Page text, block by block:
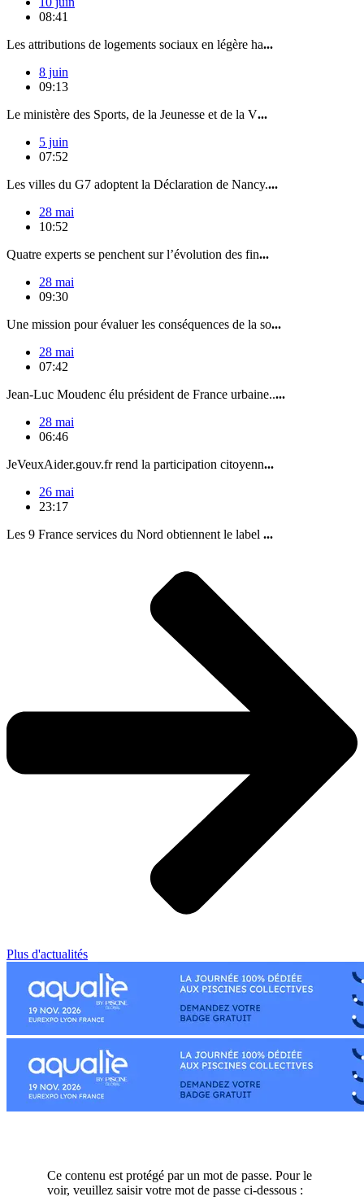
08:41
Les attributions de logements sociaux en légère ha...
8 juin
09:13
Le ministère des Sports, de la Jeunesse et de la V...
5 juin
07:52
Les villes du G7 adoptent la Déclaration de Nancy....
28 mai
10:52
Quatre experts se penchent sur l’évolution des fin...
28 mai
09:30
Une mission pour évaluer les conséquences de la so...
28 mai
07:42
Jean-Luc Moudenc élu président de France urbaine.....
28 mai
06:46
JeVeuxAider.gouv.fr rend la participation citoyenn...
26 mai
23:17
Les 9 France services du Nord obtiennent le label ...
Plus d'actualités
Ce contenu est protégé par un mot de passe. Pour le
voir, veuillez saisir votre mot de passe ci-dessous :